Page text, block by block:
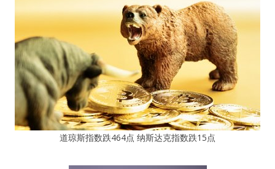
道琼斯指数跌464点 纳斯达克指数跌15点